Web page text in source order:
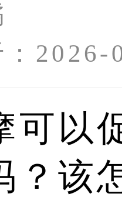
：2026-
可以
？该